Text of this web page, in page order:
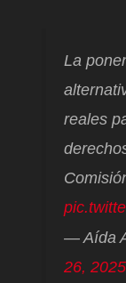
La
reales
— Aída
26, 2025